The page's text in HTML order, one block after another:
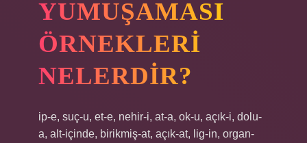
YUMUŞAMASI
ÖRNEKLERI
NELERDIR?
ip-e, suç-u, et-e, nehir-i, at-a, ok-u, açık-i, dolu-
a, alt-içinde, birikmiş-at, açık-at, lig-in, organ-